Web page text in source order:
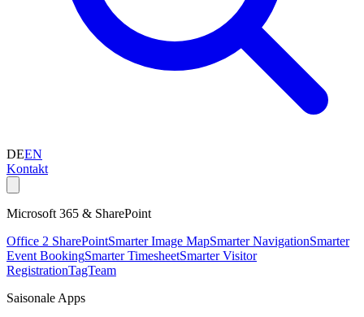
DEEN
Kontakt
Microsoft 365 & SharePoint
Office 2 SharePointSmarter Image MapSmarter NavigationSmarter
Event BookingSmarter TimesheetSmarter Visitor
RegistrationTagTeam
Saisonale Apps